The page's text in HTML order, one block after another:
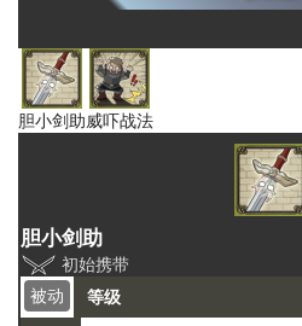
胆小剑助威吓战法
胆小剑助
初始携带
被动
等级